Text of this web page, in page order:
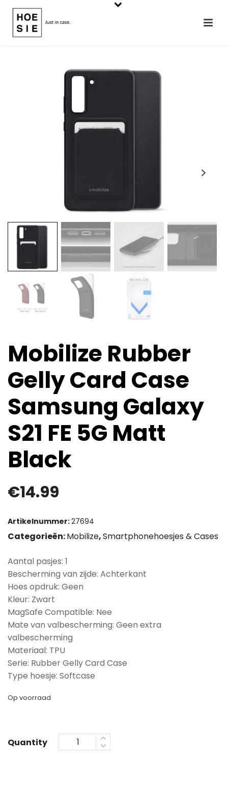
Mobilize Rubber
Gelly Card Case
Samsung Galaxy
S21 FE 5G Matt
Black
€14.99
Artikelnummer:27694
Categorieën:Mobilize,Smartphonehoesjes & Cases
Aantal pasjes: 1
Bescherming van zijde: Achterkant
Hoes opdruk: Geen
Kleur: Zwart
MagSafe Compatible: Nee
Mate van valbescherming: Geen extra
valbescherming
Materiaal: TPU
Serie: Rubber Gelly Card Case
Type hoesje: Softcase
Op voorraad
Quantity